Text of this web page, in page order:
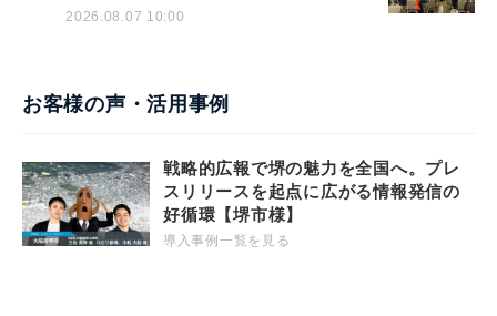
2026.08.07 10:00
お客様の声・活用事例
戦略的広報で堺の魅力を全国へ。プレ
スリリースを起点に広がる情報発信の
好循環【堺市様】
導入事例一覧を見る